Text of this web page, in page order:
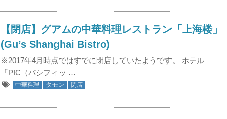
【閉店】グアムの中華料理レストラン「上海楼」
(Gu’s Shanghai Bistro)
※2017年4月時点ではすでに閉店していたようです。 ホテル
「PIC（パシフィッ …
中華料理 タモン 閉店